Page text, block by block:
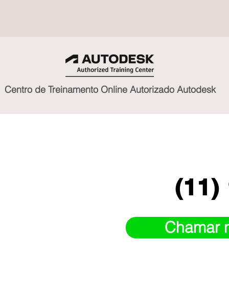
Centro de Treinamento Online Autorizado Autodesk
(11)
Chamar